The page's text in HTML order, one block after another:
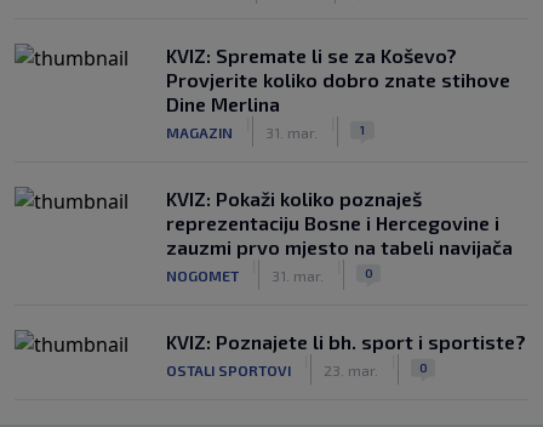
KVIZ: Spremate li se za Koševo?
Provjerite koliko dobro znate stihove
Dine Merlina
MAGAZIN 31. mar. 1
KVIZ: Pokaži koliko poznaješ
reprezentaciju Bosne i Hercegovine i
zauzmi prvo mjesto na tabeli navijača
NOGOMET 31. mar. 0
KVIZ: Poznajete li bh. sport i sportiste?
OSTALI SPORTOVI 23. mar. 0